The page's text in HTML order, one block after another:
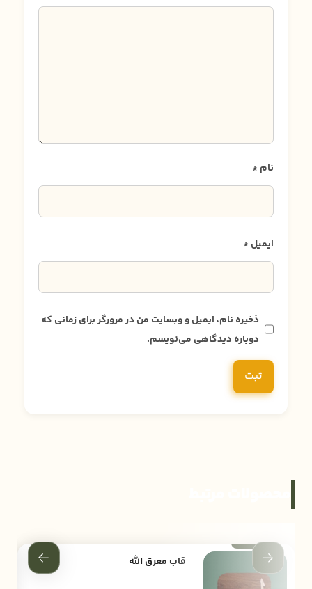
نام*
ایمیل*
ذخیره نام، ایمیل و وبسایت من در مرورگر برای زمانی که
دوباره دیدگاهی می‌نویسم.
قاب معرق الله